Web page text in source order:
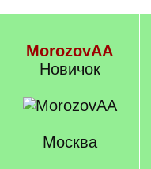
MorozovAA
Новичок
Москва